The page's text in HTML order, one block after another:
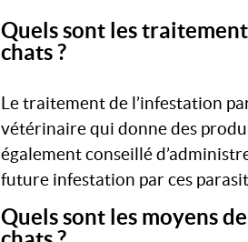
Quels sont les
chats ?
Le traitement de l’infestation
vétérinaire qui donne des
également conseillé
future infestation par ces
Quels sont les moyens